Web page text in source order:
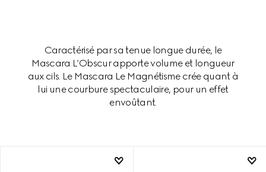
Caractérisé par sa tenue longue durée, le
Mascara L’Obscur apporte volume et longueur
aux cils. Le Mascara Le Magnétisme crée quant à
lui une courbure spectaculaire, pour un effet
envoûtant.